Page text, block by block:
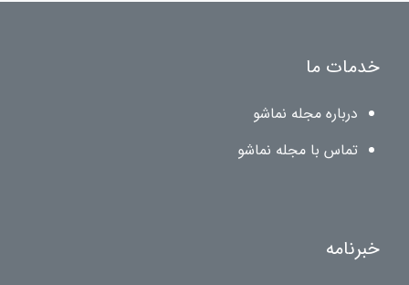
خدمات ما
درباره مجله نماشو
تماس با مجله نماشو
خبرنامه